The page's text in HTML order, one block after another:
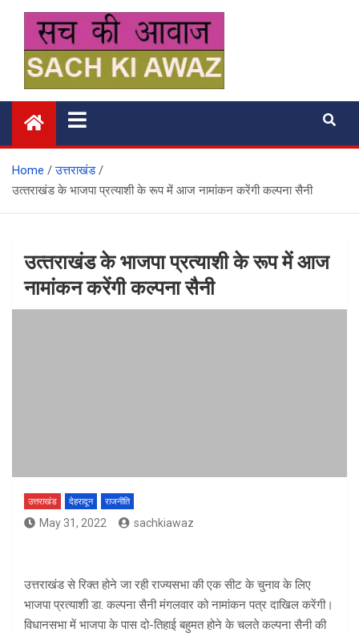
content
सच की आवाज
Home
उत्तराखंड
उत्‍तराखंड के भाजपा प्रत्‍याशी के रूप में आज नामांकन करेंगी कल्पना सैनी
उत्‍तराखंड के भाजपा प्रत्‍याशी के रूप में आज
नामांकन करेंगी कल्पना सैनी
उत्तराखंड देहरादून राजनीति
May 31, 2022 sachkiawaz
उत्तराखंड से रिक्त होने जा रही राज्यसभा की एक सीट के चुनाव के लिए
भाजपा प्रत्याशी डा. कल्पना सैनी मंगलवार को नामांकन पत्र दाखिल करेंगी।
विधानसभा में भाजपा के पास दो-तिहाई बहुमत होने के चलते कल्पना सैनी की